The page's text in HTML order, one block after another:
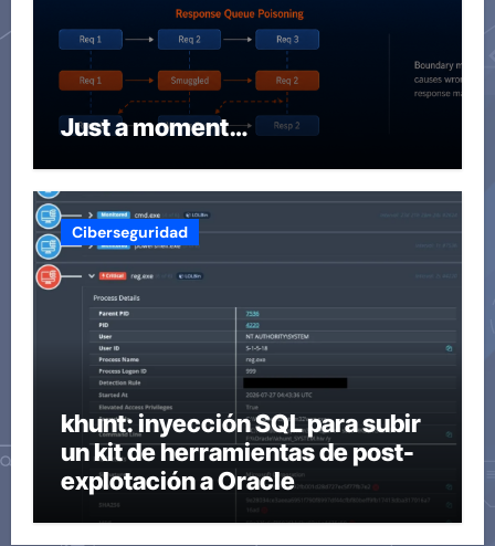
Just a moment…
Ciberseguridad
khunt: inyección SQL para subir
un kit de herramientas de post-
explotación a Oracle